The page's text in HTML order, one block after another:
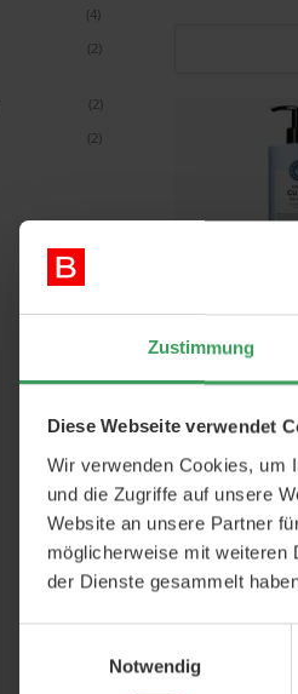
Zustimmung
Diese Webseite verwendet
Wir verwenden Cookies, um
und die Zugriffe auf unsere
Website an unsere Partner
möglicherweise mit weiteren
der Dienste gesammelt
Notwendig
4Artikel
2Artikel
2Artikel
2Artikel
Maria Nila
Preis
In den